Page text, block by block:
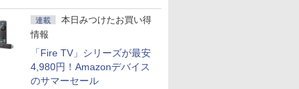
連載
本日みつけたお買い得
情報
「Fire TV」シリーズが最安
4,980円！Amazonデバイス
のサマーセール